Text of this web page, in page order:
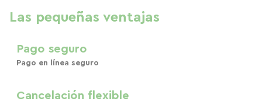
Las pequeñas ventajas
Pago seguro
Pago en línea seguro
Cancelación flexible